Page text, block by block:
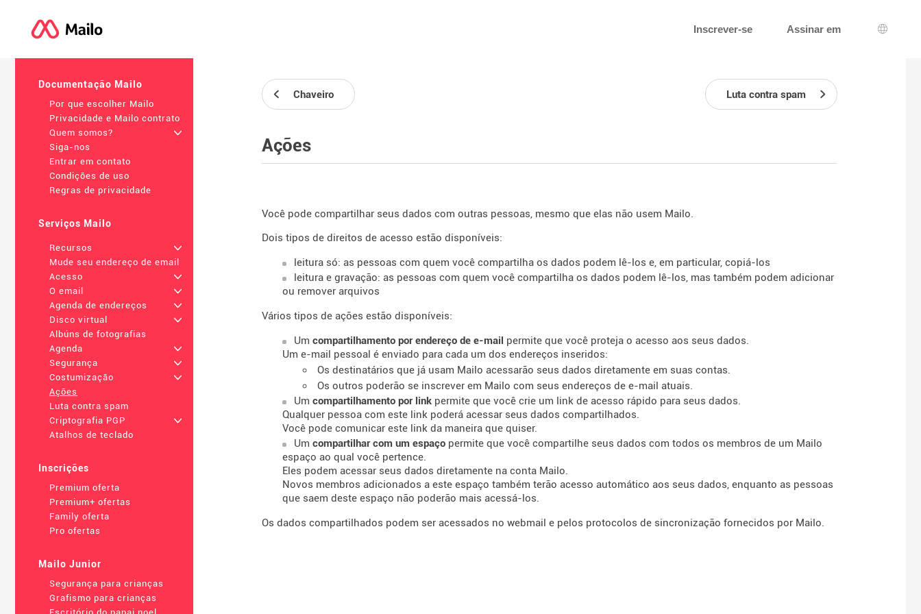
Inscrever-se Assinar em
Documentação Mailo
Por que escolher Mailo
Privacidade e Mailo contrato
Quem somos?
+
Siga-nos
Entrar em contato
Condições de uso
Regras de privacidade
Serviços Mailo
Recursos
+
Mude seu endereço de email
Acesso
+
O email
+
Agenda de endereços
+
Disco virtual
+
Albúns de fotografias
Agenda
+
Segurança
+
Costumização
+
Ações
Luta contra spam
Criptografia PGP
+
Atalhos de teclado
Inscrições
Premium oferta
Premium+ ofertas
Family oferta
Pro ofertas
Mailo Junior
Segurança para crianças
Grafismo para crianças
Chaveiro Luta contra spam
Ações
Você pode compartilhar seus dados com outras pessoas, mesmo que elas não usem Mailo.
Dois tipos de direitos de acesso estão disponíveis:
leitura só: as pessoas com quem você compartilha os dados podem lê-los e, em particular, copiá-los
leitura e gravação: as pessoas com quem você compartilha os dados podem lê-los, mas também podem adicionar
ou remover arquivos
Vários tipos de ações estão disponíveis:
Um compartilhamento por endereço de e-mail permite que você proteja o acesso aos seus dados.
Um e-mail pessoal é enviado para cada um dos endereços inseridos:
Os destinatários que já usam Mailo acessarão seus dados diretamente em suas contas.
Os outros poderão se inscrever em Mailo com seus endereços de e-mail atuais.
Um compartilhamento por link permite que você crie um link de acesso rápido para seus dados.
Qualquer pessoa com este link poderá acessar seus dados compartilhados.
Você pode comunicar este link da maneira que quiser.
Um compartilhar com um espaço permite que você compartilhe seus dados com todos os membros de um Mailo
espaço ao qual você pertence.
Eles podem acessar seus dados diretamente na conta Mailo.
Novos membros adicionados a este espaço também terão acesso automático aos seus dados, enquanto as pessoas
que saem deste espaço não poderão mais acessá-los.
Os dados compartilhados podem ser acessados ​​no webmail e pelos protocolos de sincronização fornecidos por Mailo.